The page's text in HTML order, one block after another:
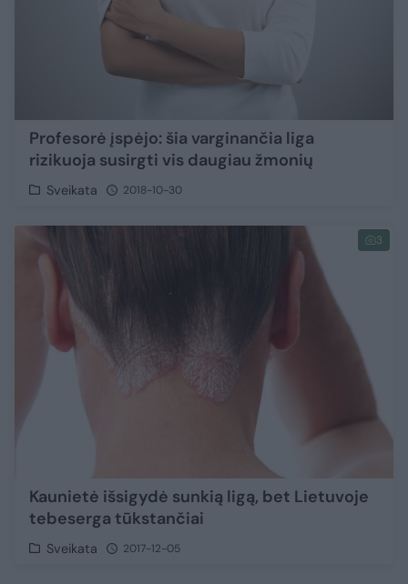
Profesorė įspėjo: šia varginančia liga
rizikuoja susirgti vis daugiau žmonių
Sveikata 2018-10-30
3
Kaunietė išsigydė sunkią ligą, bet Lietuvoje
tebeserga tūkstančiai
Sveikata 2017-12-05